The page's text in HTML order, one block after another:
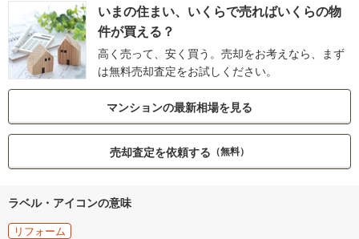
いまの住まい、いくらで売ればいくらの物
件が買える？
高く売って、安く買う。売却をお考えなら、まず
は無料売却査定をお試しください。
マンションの最新相場を見る
売却査定を依頼する （無料）
ラベル・アイコンの意味
リフォーム